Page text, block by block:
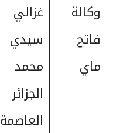
وكالة
فاتح
ماي
غزالي
سيدي
محمد
الجزائر
العاصمة